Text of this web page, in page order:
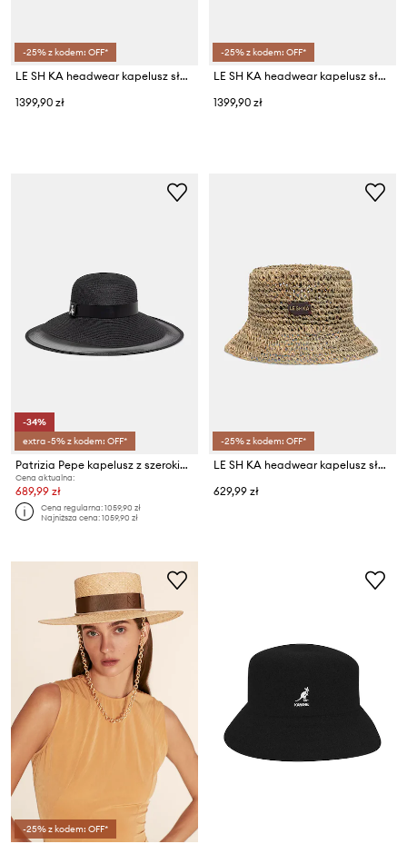
-25% z kodem: OFF*
LE SH KA headwear kapelusz słomkowy damski pleciony
1399,90 zł
-25% z kodem: OFF*
LE SH KA headwear kapelusz słomkowy damski
1399,90 zł
-34%
extra -5% z kodem: OFF*
Patrizia Pepe kapelusz z szerokim rondem damski pleciony
Cena aktualna:
689,99 zł
Cena regularna:1059,90 zł
Najniższa cena:1059,90 zł
-25% z kodem: OFF*
LE SH KA headwear kapelusz słomkowy damski pleciony Straw Bucket Hat vol2
629,99 zł
-25% z kodem: OFF*